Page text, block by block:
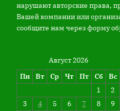
нарушают авторские права,
Вашей компании или
сообщите нам через форму
Август 2026
Пн
Вт Ср Чт Пт Сб
Вс
1
2
3
4 5 6 7 8 9